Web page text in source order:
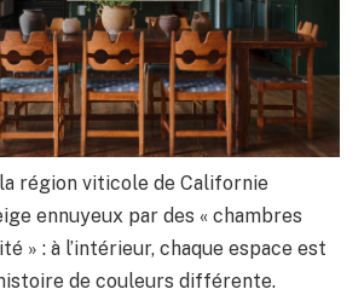
région viticole de Californie
ennuyeux par des « chambres
» : à l’intérieur, chaque espace est
de couleurs différente.